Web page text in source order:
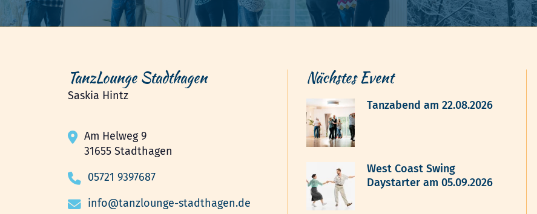
TanzLounge Stadthagen
Saskia Hintz
Am Helweg 9
31655 Stadthagen
05721 9397687
info@tanzlounge-stadthagen.de
Nächstes Event
Tanzabend am 22.08.2026
West Coast Swing
Daystarter am 05.09.2026